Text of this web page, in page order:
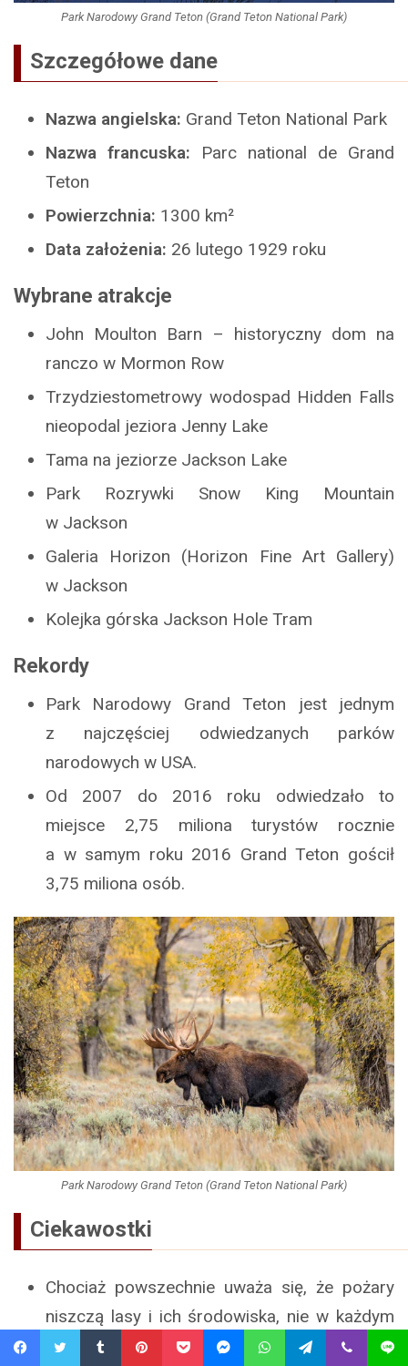
Park Narodowy Grand Teton (Grand Teton National Park)
Szczegółowe dane
Nazwa angielska: Grand Teton National Park
Nazwa francuska: Parc national de Grand
Teton
Powierzchnia: 1300 km²
Data założenia: 26 lutego 1929 roku
Wybrane atrakcje
John Moulton Barn – historyczny dom na
ranczo w Mormon Row
Trzydziestometrowy wodospad Hidden Falls
nieopodal jeziora Jenny Lake
Tama na jeziorze Jackson Lake
Park Rozrywki Snow King Mountain
w Jackson
Galeria Horizon (Horizon Fine Art Gallery)
w Jackson
Kolejka górska Jackson Hole Tram
Rekordy
Park Narodowy Grand Teton jest jednym
z najczęściej odwiedzanych parków
narodowych w USA.
Od 2007 do 2016 roku odwiedzało to
miejsce 2,75 miliona turystów rocznie
a w samym roku 2016 Grand Teton gościł
3,75 miliona osób.
Park Narodowy Grand Teton (Grand Teton National Park)
Ciekawostki
Chociaż powszechnie uważa się, że pożary
niszczą lasy i ich środowiska, nie w każdym
przypadku jest to prawda. W Parku